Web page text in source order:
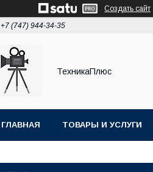
Создать сайт
+7 (747) 944-34-35
ТехникаПлюс
ГЛАВНАЯ ТОВАРЫ И УСЛУГИ